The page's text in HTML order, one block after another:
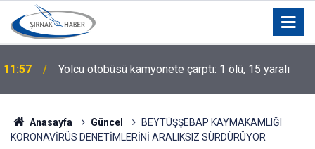
11:57 Yolcu otobüsü kamyonete çarptı: 1 ölü, 15 yaralı
Anasayfa Güncel
BEYTÜŞŞEBAP KAYMAKAMLIĞI
KORONAVİRÜS DENETİMLERİNİ ARALIKSIZ SÜRDÜRÜYOR